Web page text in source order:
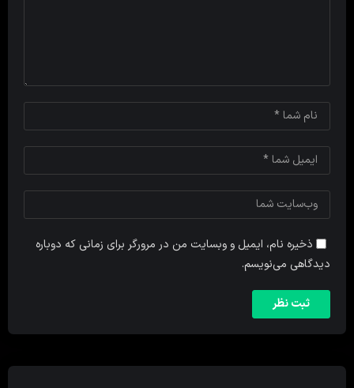
ذخیره نام، ایمیل و وبسایت من در مرورگر برای زمانی که دوباره
دیدگاهی می‌نویسم.